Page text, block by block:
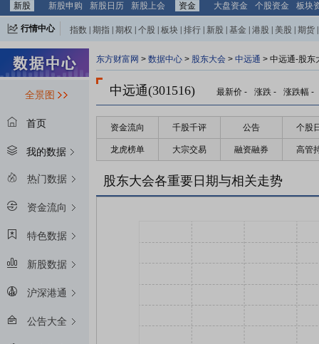
新股
新股申购 新股日历 新股上会 资金 大盘资金 个股资金 板块
行情中心 指数 期指 期权 个股 板块 排行 新股 基金 港股 美股 期货
全景图
首页
我的数据
热门数据
资金流向
特色数据
新股数据
沪深港通
公告大全
东方财富网 > 数据中心 > 股东大会 > 中远通 > 中远通-股东
中远通(301516) 最新价 - 涨跌 - 涨跌幅 -
资金流向 千股千评 公告 个股
龙虎榜单 大宗交易 融资融券 高管
股东大会各重要日期与相关走势